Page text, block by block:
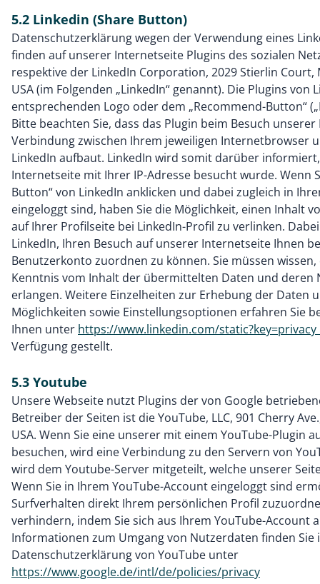
5.2 Linkedin (Share Button)
Datenschutzerklärung wegen der Verwendung eines
finden auf unserer Internetseite Plugins des sozialen
respektive der LinkedIn Corporation, 2029 Stierlin Court,
USA (im Folgenden „LinkedIn“ genannt). Die Plugins von
entsprechenden Logo oder dem „Recommend-Button“
Bitte beachten Sie, dass das Plugin beim Besuch
Verbindung zwischen Ihrem jeweiligen Internetbrowser
LinkedIn aufbaut. LinkedIn wird somit darüber
Internetseite mit Ihrer IP-Adresse besucht wurde. Wenn
Button“ von LinkedIn anklicken und dabei zugleich in
eingeloggt sind, haben Sie die Möglichkeit, einen Inhalt
auf Ihrer Profilseite bei LinkedIn-Profil zu verlinken.
LinkedIn, Ihren Besuch auf unserer Internetseite Ihnen
Benutzerkonto zuordnen zu können. Sie müssen
Kenntnis vom Inhalt der übermittelten Daten und deren
erlangen. Weitere Einzelheiten zur Erhebung der Daten
Möglichkeiten sowie Einstellungsoptionen erfahren Sie
Ihnen unter https://www.linkedin.com/
Verfügung gestellt.
5.3 Youtube
Unsere Webseite nutzt Plugins der von Google
Betreiber der Seiten ist die YouTube, LLC, 901 Cherry
USA. Wenn Sie eine unserer mit einem YouTube-Plugin
besuchen, wird eine Verbindung zu den Servern von
wird dem Youtube-Server mitgeteilt, welche unserer
Wenn Sie in Ihrem YouTube-Account eingeloggt sind
Surfverhalten direkt Ihrem persönlichen Profil
verhindern, indem Sie sich aus Ihrem YouTube-Account
Informationen zum Umgang von Nutzerdaten finden Sie
Datenschutzerklärung von YouTube unter
https://www.google.de/intl/de/policies/privacy